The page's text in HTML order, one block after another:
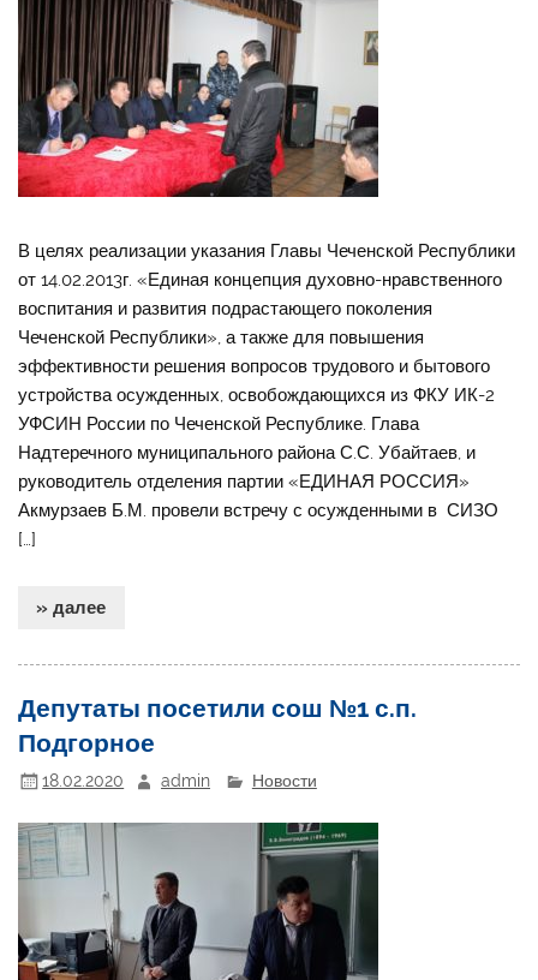
В целях реализации указания Главы Чеченской Республики
от 14.02.2013г. «Единая концепция духовно-нравственного
воспитания и развития подрастающего поколения
Чеченской Республики», а также для повышения
эффективности решения вопросов трудового и бытового
устройства осужденных, освобождающихся из ФКУ ИК-2
УФСИН России по Чеченской Республике. Глава
Надтеречного муниципального района С.С. Убайтаев, и
руководитель отделения партии «ЕДИНАЯ РОССИЯ»
Акмурзаев Б.М. провели встречу с осужденными в СИЗО
[…]
» далее
Депутаты посетили сош №1 с.п.
Подгорное
18.02.2020 admin Новости